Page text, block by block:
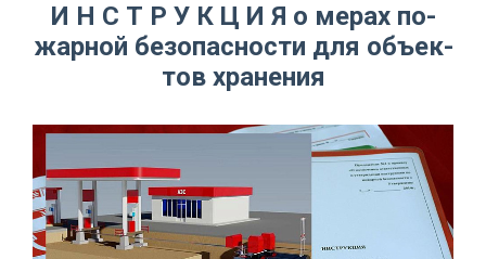
И Н С Т Р У К Ц И Я о ме­рах по­
жар­ной безо­пас­но­сти для объ­ек­
тов хра­не­ния